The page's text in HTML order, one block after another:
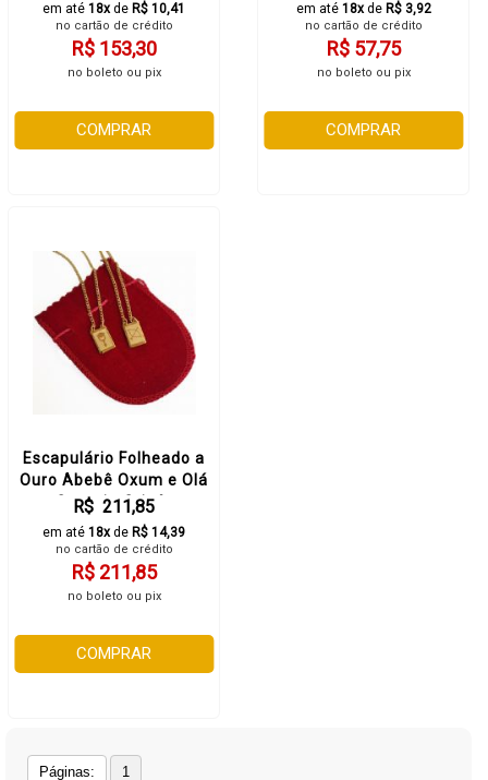
em até 18xde R$ 10,41
no cartão de crédito
R$ 153,30
no boleto ou pix
COMPRAR
em até 18xde R$ 3,92
no cartão de crédito
R$ 57,75
no boleto ou pix
COMPRAR
Escapulário Folheado a
Ouro Abebê Oxum e Olá
Oxossi - Orixás
R$ 211,85
em até 18xde R$ 14,39
no cartão de crédito
R$ 211,85
no boleto ou pix
COMPRAR
Páginas: 1